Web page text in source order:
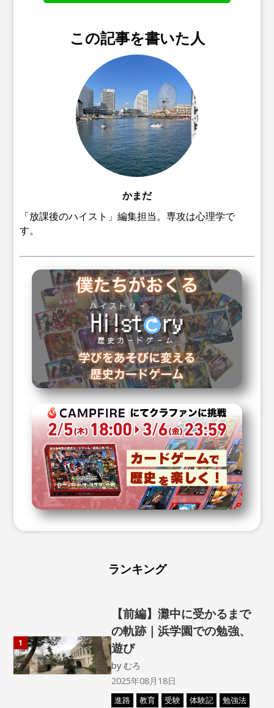
この記事を書いた人
かまだ
「放課後のハイスト」編集担当。専攻は心理学で
す。
ランキング
1
【前編】灘中に受かるまで
の軌跡｜浜学園での勉強、
遊び
byむろ
2025年08月18日
進路 教育 受験 体験記 勉強法